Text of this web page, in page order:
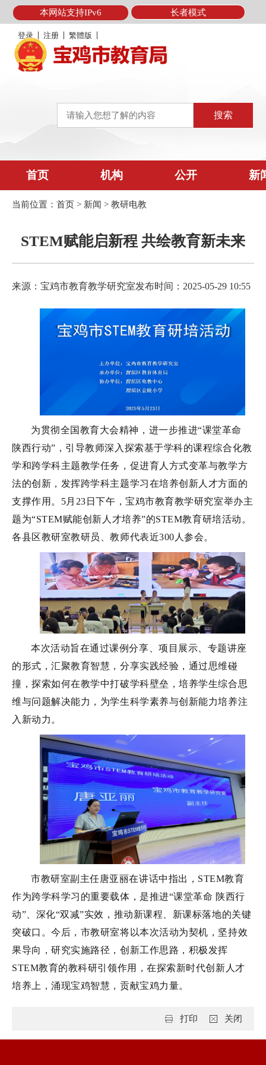
本网站支持IPv6 长者模式
登录 注册 繁體版
首页 机构 公开 新
当前位置： 首页 > 新闻 > 教研电教
STEM赋能启新程 共绘教育新未来
来源：宝鸡市教育教学研究室发布时间：2025-05-29 10:55
为贯彻全国教育大会精神，进一步推进“课堂革命
陕西行动”，引导教师深入探索基于学科的课程综合化教
学和跨学科主题教学任务，促进育人方式变革与教学方
法的创新，发挥跨学科主题学习在培养创新人才方面的
支撑作用。5月23日下午，宝鸡市教育教学研究室举办主
题为“STEM赋能创新人才培养”的STEM教育研培活动。
各县区教研室教研员、教师代表近300人参会。
本次活动旨在通过课例分享、项目展示、专题讲座
的形式，汇聚教育智慧，分享实践经验，通过思维碰
撞，探索如何在教学中打破学科壁垒，培养学生综合思
维与问题解决能力，为学生科学素养与创新能力培养注
入新动力。
市教研室副主任唐亚丽在讲话中指出，STEM教育
作为跨学科学习的重要载体，是推进“课堂革命 陕西行
动”、深化“双减”实效，推动新课程、新课标落地的关键
突破口。今后，市教研室将以本次活动为契机，坚持效
果导向，研究实施路径，创新工作思路，积极发挥
STEM教育的教科研引领作用，在探索新时代创新人才
培养上，涌现宝鸡智慧，贡献宝鸡力量。
关闭
打印